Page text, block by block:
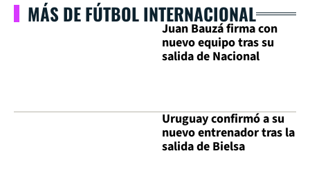
MÁS DE FÚTBOL INTERNACIONAL
Juan Bauzá firma con
nuevo equipo tras su
salida de Nacional
Uruguay confirmó a su
nuevo entrenador tras la
salida de Bielsa